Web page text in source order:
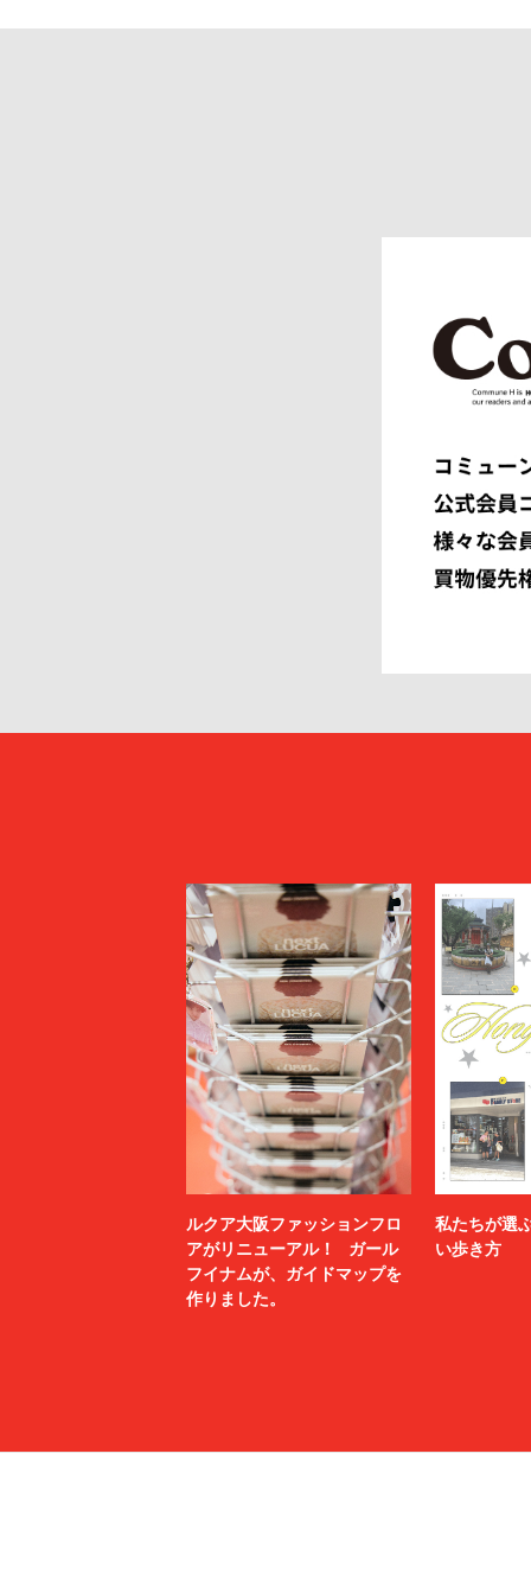
ルクア大阪ファッションフロ
アがリニューアル！ ガール
フイナムが、ガイドマップを
作りました。
私たちが選
い歩き方